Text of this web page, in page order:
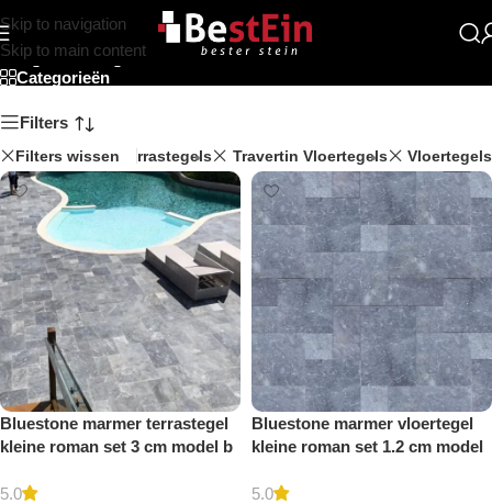
Skip to navigation
Skip to main content
Opus pattern
Categorieën
Filters
Filters wissen
Travertin Terrastegels Travertin Vloertegels Vloertegels
Bluestone marmer terrastegel
kleine roman set 3 cm model b
5.0
Bluestone marmer vloertegel
kleine roman set 1.2 cm model
5.0